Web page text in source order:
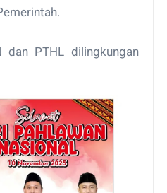
PTHL dilingkungan